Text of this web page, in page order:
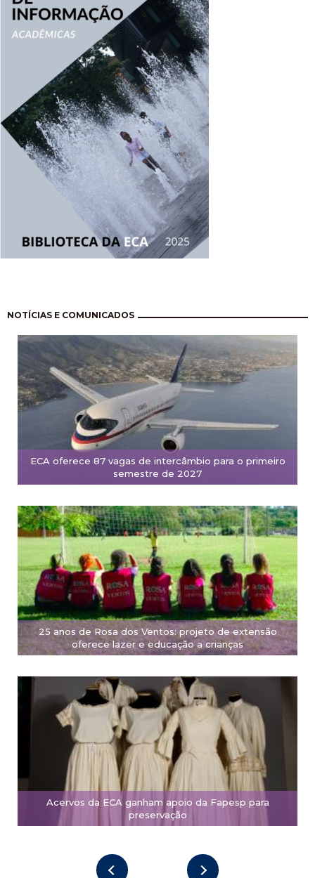
NOTÍCIAS E COMUNICADOS
ECA oferece 87 vagas de intercâmbio para o primeiro
semestre de 2027
25 anos de Rosa dos Ventos: projeto de extensão
oferece lazer e educação a crianças
Acervos da ECA ganham apoio da Fapesp para
preservação
Paginación